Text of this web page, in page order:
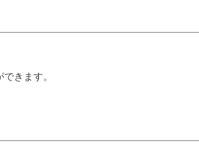
きます。